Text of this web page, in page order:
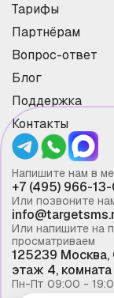
Тарифы
Партнёрам
Вопрос-ответ
Блог
Поддержка
Контакты
Напишите нам в
+7 (495) 966-
Или позвоните
Или напишите на
просматриваем
125239 Москва,
этаж 4,
Пн-Пт 09:00 -